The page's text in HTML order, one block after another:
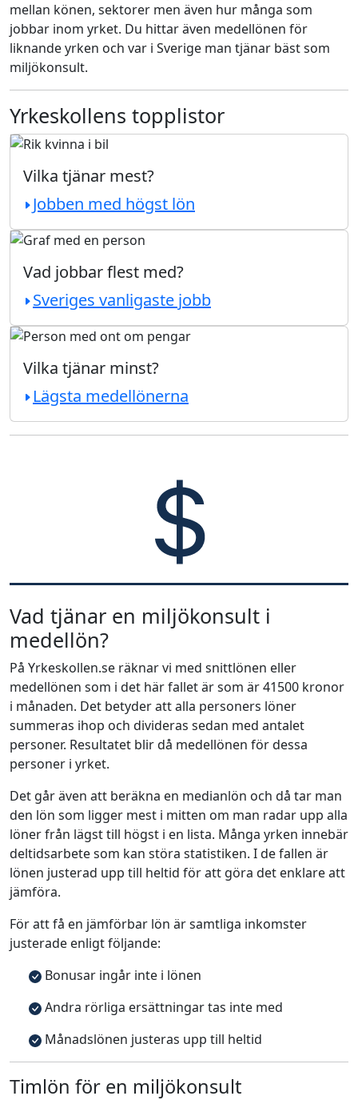
mellan könen, sektorer men även hur många som
jobbar inom yrket. Du hittar även medellönen för
liknande yrken och var i Sverige man tjänar bäst som
miljökonsult.
Yrkeskollens topplistor
Vilka tjänar mest?
Jobben med högst lön
Vad jobbar flest med?
Sveriges vanligaste jobb
Vilka tjänar minst?
Lägsta medellönerna
Vad tjänar en miljökonsult i
medellön?
På Yrkeskollen.se räknar vi med snittlönen eller
medellönen som i det här fallet är som är 41500 kronor
i månaden. Det betyder att alla personers löner
summeras ihop och divideras sedan med antalet
personer. Resultatet blir då medellönen för dessa
personer i yrket.
Det går även att beräkna en medianlön och då tar man
den lön som ligger mest i mitten om man radar upp alla
löner från lägst till högst i en lista. Många yrken innebär
deltidsarbete som kan störa statistiken. I de fallen är
lönen justerad upp till heltid för att göra det enklare att
jämföra.
För att få en jämförbar lön är samtliga inkomster
justerade enligt följande:
Bonusar ingår inte i lönen
Andra rörliga ersättningar tas inte med
Månadslönen justeras upp till heltid
Timlön för en miljökonsult